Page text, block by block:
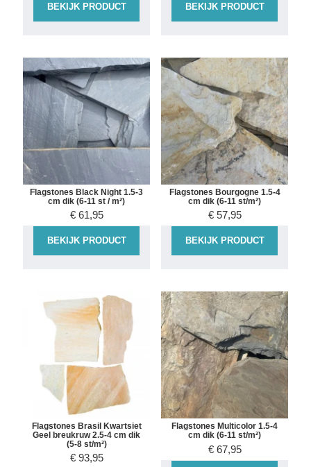
BEKIJK PRODUCT BEKIJK PRODUCT
Flagstones Black Night 1.5-3
cm dik (6-11 st / m²)
€ 61,95
BEKIJK PRODUCT
Flagstones Bourgogne 1.5-4
cm dik (6-11 st/m²)
€ 57,95
BEKIJK PRODUCT
Flagstones Brasil Kwartsiet
Geel breukruw 2.5-4 cm dik
(5-8 st/m²)
€ 93,95
Flagstones Multicolor 1.5-4
cm dik (6-11 st/m²)
€ 67,95